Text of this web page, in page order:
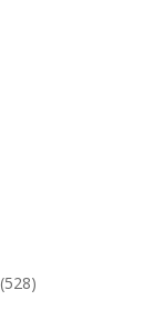
(528)